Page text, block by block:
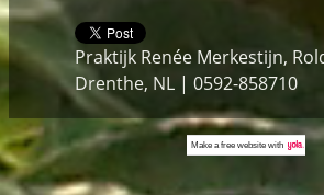
Praktijk Renée Merkestijn,
Drenthe, NL | 0592-858710
Make a free websitewith